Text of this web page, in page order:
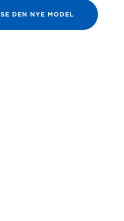
SE DEN NYE MODEL